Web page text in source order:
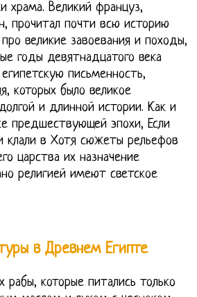
храма. Великий француз,
прочитал почти всю историю
великие завоевания и походы,
годы девятнадцатого века
письменность,
которых было великое
и длинной истории. Как и
предшествующей эпохи, Если
клали в Хотя сюжеты рельефов
царства их назначение
религией имеют светское
в Древнем Египте
рабы, которые питались только